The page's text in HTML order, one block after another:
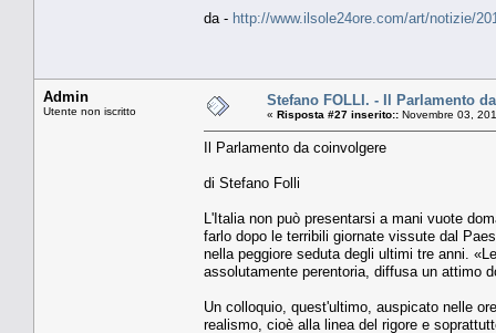
da - http://www.ilsole24ore.com/art/notizie/
Admin
Utente non iscritto
Stefano FOLLI. - Il Parlamento
« Risposta #27 inserito:: Novembre 03,
Il Parlamento da coinvolgere
di Stefano Folli
L'Italia non può presentarsi a mani vuote
farlo dopo le terribili giornate vissute dal
nella peggiore seduta degli ultimi tre anni.
assolutamente perentoria, diffusa un attimo
Un colloquio, quest'ultimo, auspicato nelle
realismo, cioè alla linea del rigore e